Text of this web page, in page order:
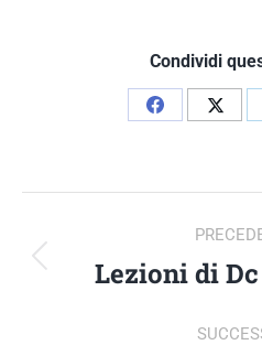
Condividi
Condividi
NAVIGA
TRALezioni di